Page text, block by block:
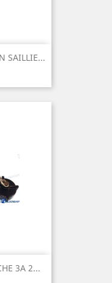
SAILLIE...
3A 2...